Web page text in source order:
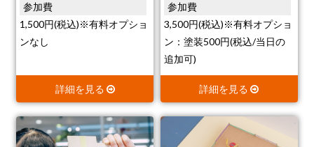
参加費
1,500円(税込)※有料オプショ
ンなし
詳細を見る
参加費
3,500円(税込)※有料オプショ
ン：塗装500円(税込/当日の
追加可)
詳細を見る